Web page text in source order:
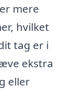
mere
hvilket
tag er i
ekstra
eller